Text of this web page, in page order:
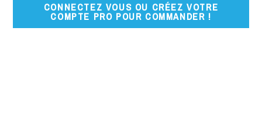
CONNECTEZ VOUS OU CRÉEZ VOTRE
COMPTE PRO POUR COMMANDER !